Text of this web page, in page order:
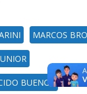
MARCOS
BUENOS